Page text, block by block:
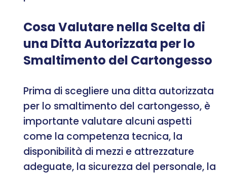
Cosa Valutare nella Scelta di
una Ditta Autorizzata per lo
Smaltimento del Cartongesso
Prima di scegliere una ditta autorizzata
per lo smaltimento del cartongesso, è
importante valutare alcuni aspetti
come la competenza tecnica, la
disponibilità di mezzi e attrezzature
adeguate, la sicurezza del personale, la